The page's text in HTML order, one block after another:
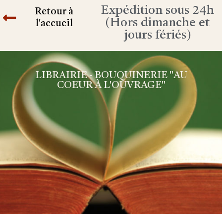
Retour à
l'accueil
Expédition sous 24h
(Hors dimanche et
jours fériés)
LIBRAIRIE - BOUQUINERIE "AU
COEUR À L'OUVRAGE"